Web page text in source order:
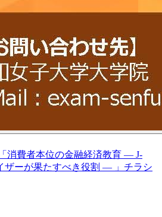
消費者本位の金融経済教育 ― J-
ザーが果たすべき役割 ― 」チラシ